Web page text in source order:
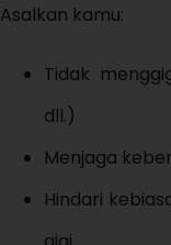
Asalkan kamu:
Tidak
dll.)
Menjaga
Hindari